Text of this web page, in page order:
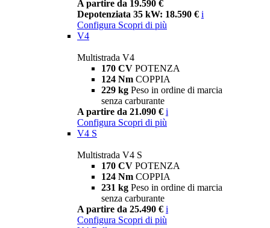
A partire da 19.590 €
Depotenziata 35 kW: 18.590 € i
Configura Scopri di più
V4
Multistrada V4
170 CV POTENZA
124 Nm COPPIA
229 kg Peso in ordine di marcia
senza carburante
A partire da 21.090 € i
Configura Scopri di più
V4 S
Multistrada V4 S
170 CV POTENZA
124 Nm COPPIA
231 kg Peso in ordine di marcia
senza carburante
A partire da 25.490 € i
Configura Scopri di più